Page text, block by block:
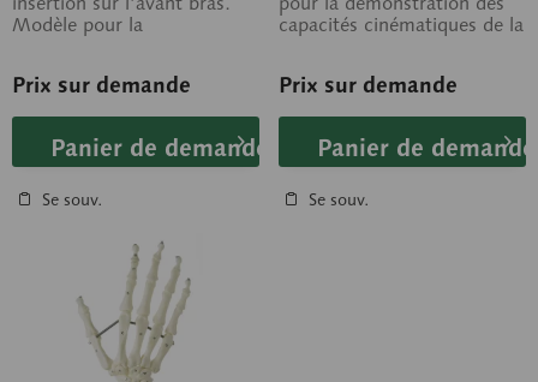
Modèle pour la
Prix sur demande
Panier de demande
Se souv.
capacités cinématiques de la
Prix sur demande
Panier de demande
Se souv.